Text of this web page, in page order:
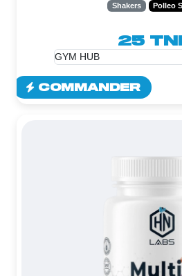
Shakers Polleo
25
COMMANDER